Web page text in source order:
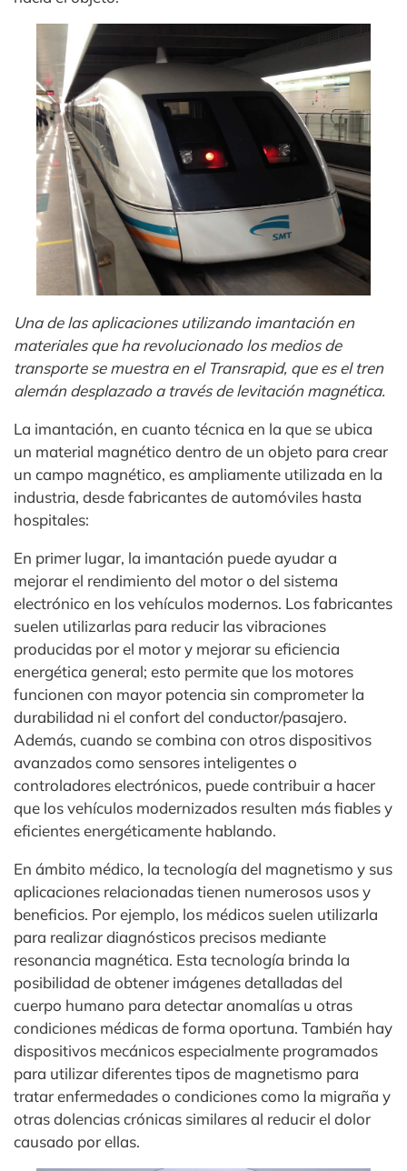
Una de las aplicaciones utilizando imantación en
materiales que ha revolucionado los medios de
transporte se muestra en el Transrapid, que es el tren
alemán desplazado a través de levitación magnética.
La imantación, en cuanto técnica en la que se ubica
un material magnético dentro de un objeto para crear
un campo magnético, es ampliamente utilizada en la
industria, desde fabricantes de automóviles hasta
hospitales:
En primer lugar, la imantación puede ayudar a
mejorar el rendimiento del motor o del sistema
electrónico en los vehículos modernos. Los fabricantes
suelen utilizarlas para reducir las vibraciones
producidas por el motor y mejorar su eficiencia
energética general; esto permite que los motores
funcionen con mayor potencia sin comprometer la
durabilidad ni el confort del conductor/pasajero.
Además, cuando se combina con otros dispositivos
avanzados como sensores inteligentes o
controladores electrónicos, puede contribuir a hacer
que los vehículos modernizados resulten más fiables y
eficientes energéticamente hablando.
En ámbito médico, la tecnología del magnetismo y sus
aplicaciones relacionadas tienen numerosos usos y
beneficios. Por ejemplo, los médicos suelen utilizarla
para realizar diagnósticos precisos mediante
resonancia magnética. Esta tecnología brinda la
posibilidad de obtener imágenes detalladas del
cuerpo humano para detectar anomalías u otras
condiciones médicas de forma oportuna. También hay
dispositivos mecánicos especialmente programados
para utilizar diferentes tipos de magnetismo para
tratar enfermedades o condiciones como la migraña y
otras dolencias crónicas similares al reducir el dolor
causado por ellas.